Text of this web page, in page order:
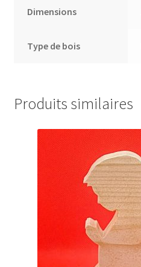
Dimensions
Type de bois
Produits similaires